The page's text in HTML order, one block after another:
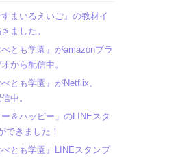
すまいるえいご』の教材イ
ました。
とも学園』がamazonプラ
から配信中。
とも学園』がNetflix、
中。
ー＆ハッピー」のLINEスタ
できました！
とも学園』LINEスタンプ